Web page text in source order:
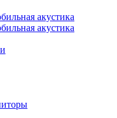
акустика
акустика